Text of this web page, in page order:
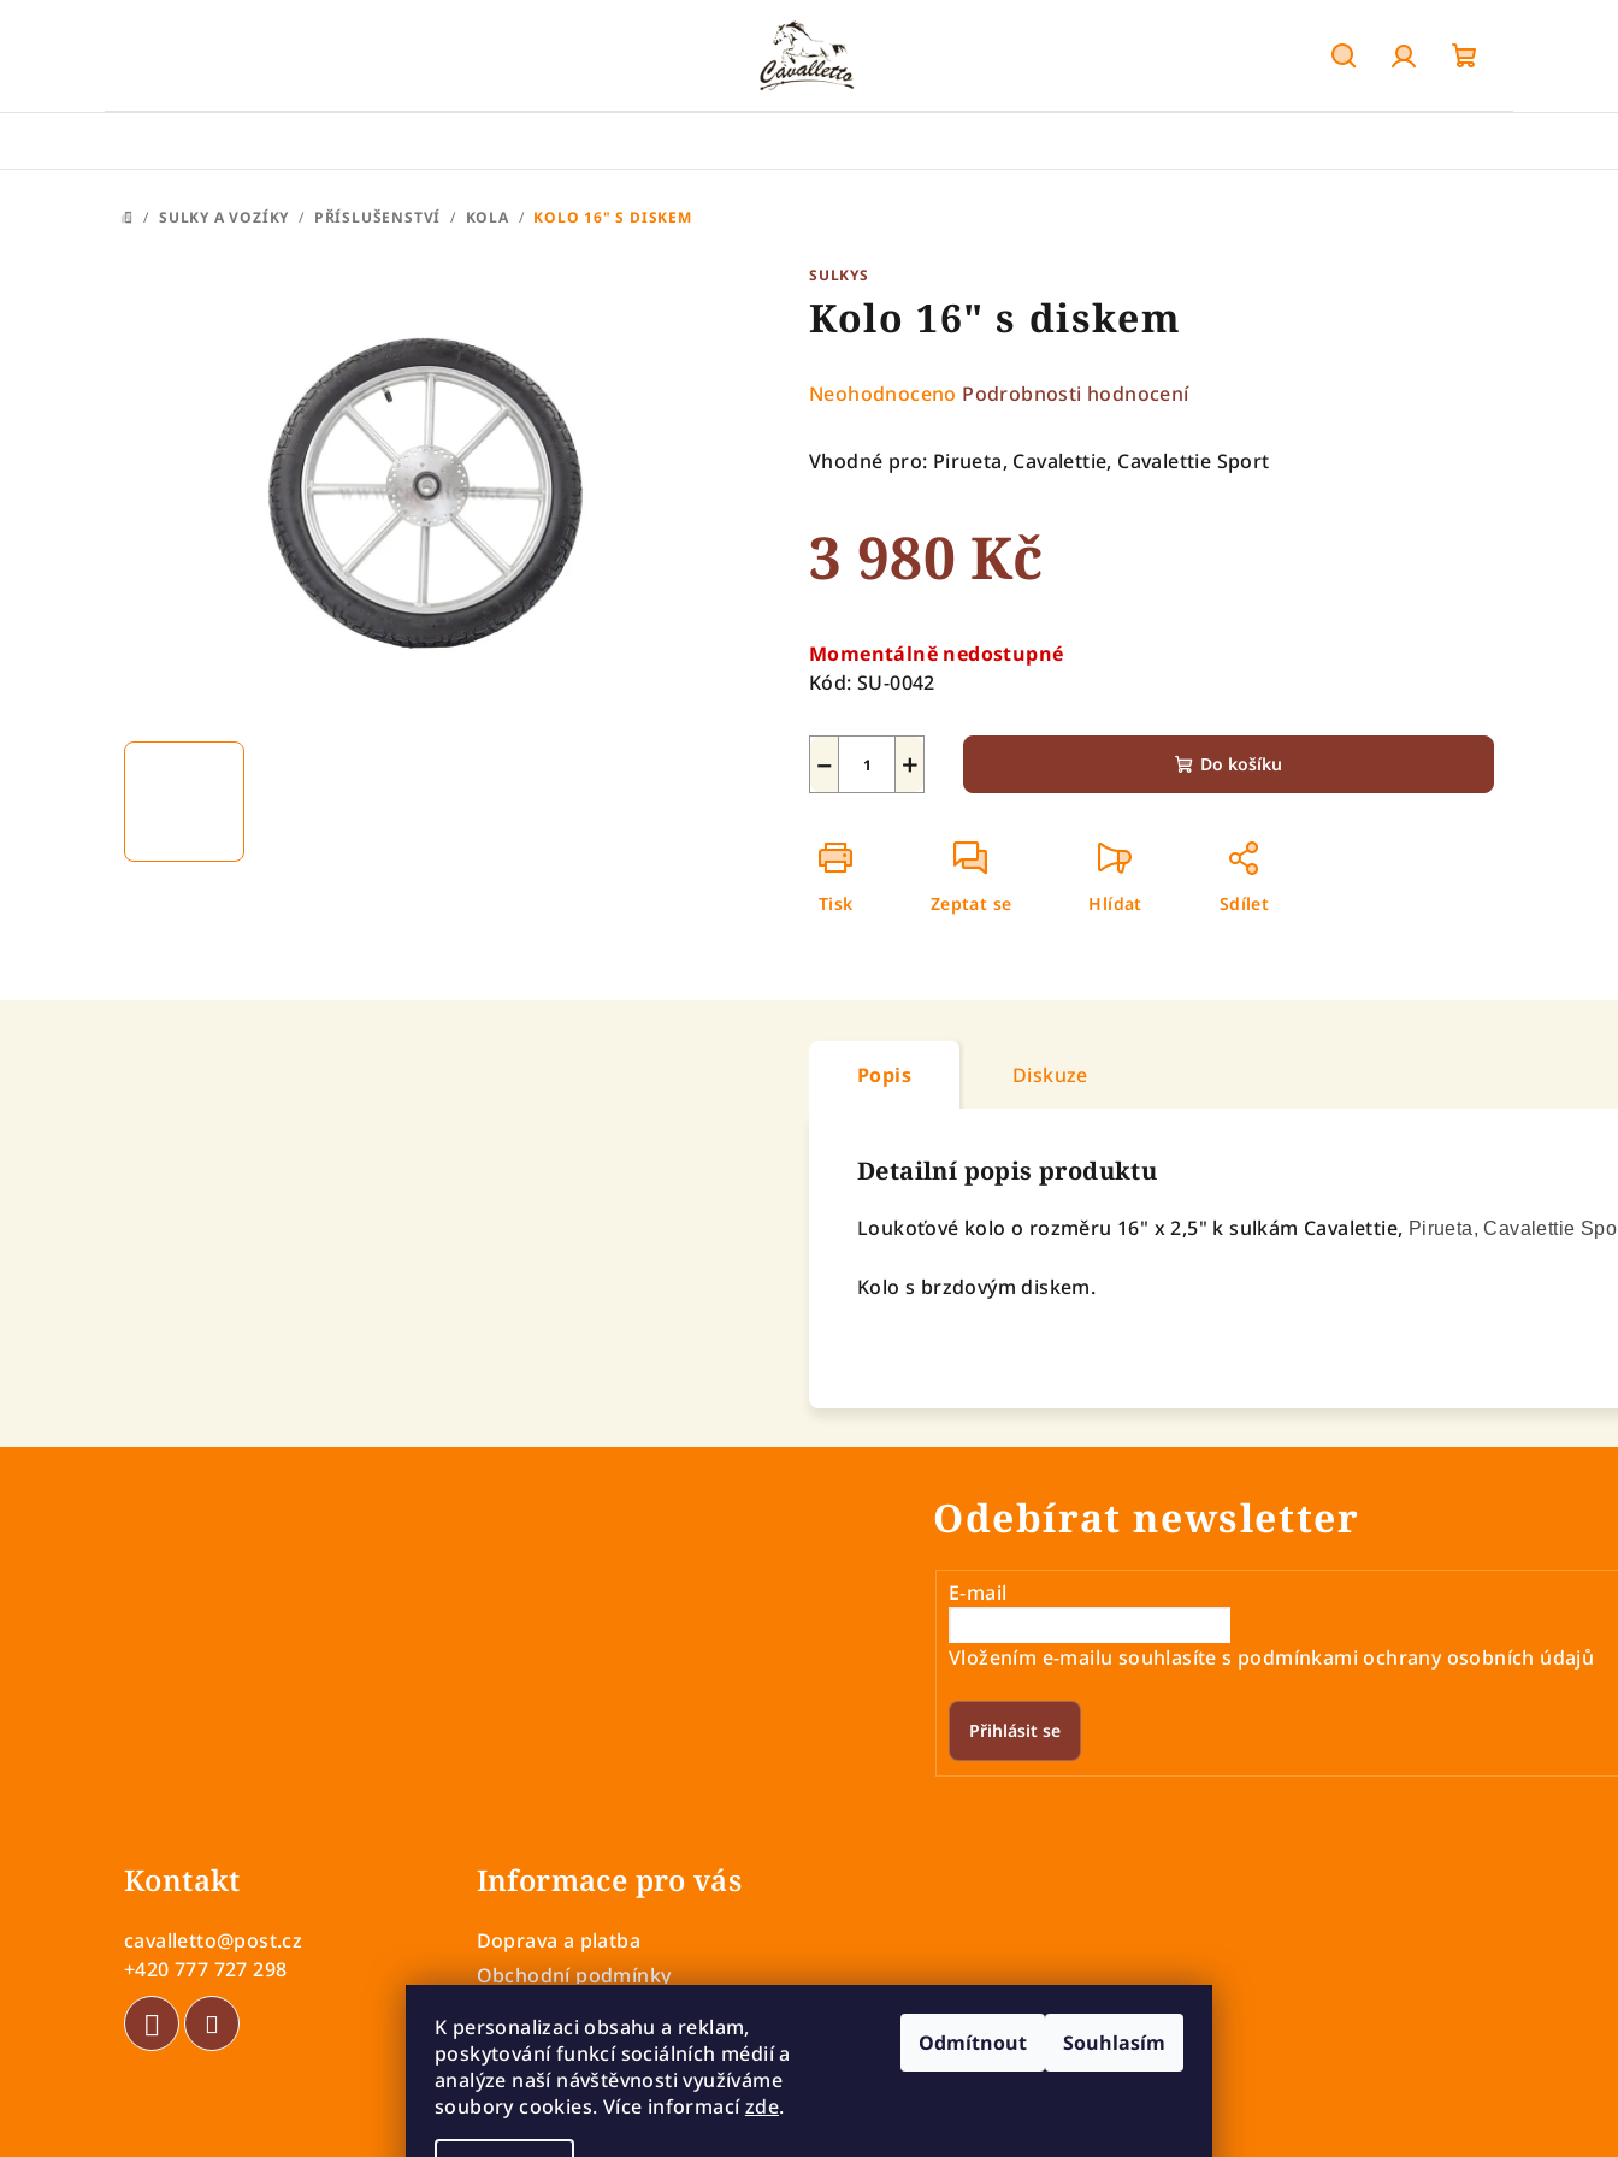
K personalizaci obsahu a reklam,
poskytování funkcí sociálních médií a
analýze naší návštěvnosti využíváme
soubory cookies. Více informacízde.
Odmítnout Souhlasím
košík
DOMŮ
/ SULKY A VOZÍKY / PŘÍSLUŠENSTVÍ / KOLA / KOLO 16" S DISKEM
SULKYS
Kolo 16" s diskem
Průměrné
produktu
z
5
Neohodnoceno Podrobnosti hodnocení
Vhodné pro: Pirueta, Cavalettie, Cavalettie Sport
3 980 Kč
cena:
Momentálně nedostupné
Kód: SU-0042
+
− Do košíku
Tisk Zeptat se Hlídat Sdílet
Popis Diskuze
Detailní popis produktu
Loukoťové kolo o rozměru 16" x 2,5" k sulkám Cavalettie, Pirueta, Cavalettie
Kolo s brzdovým diskem.
Odebírat newsletter
E-mail
Vložením e-mailu souhlasíte s podmínkami ochrany osobních údajů
Přihlásit se
Kontakt
cavalletto@post.cz
+420 777 727 298
Informace pro vás
Doprava a platba
Obchodní podmínky
Vrácení a výměna zboží
Reklamace